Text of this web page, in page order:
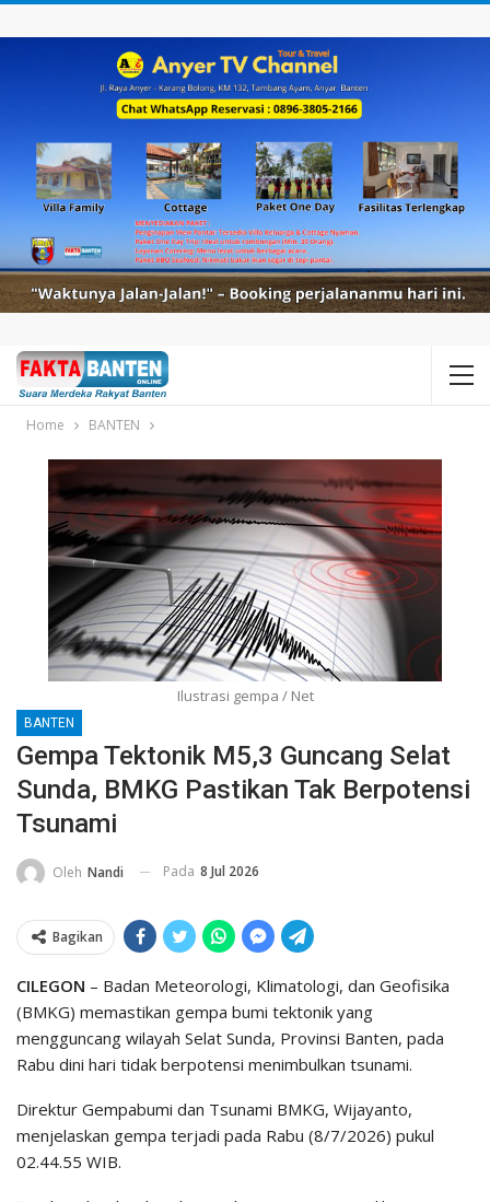
Home BANTEN
Ilustrasi gempa / Net
BANTEN
Gempa Tektonik M5,3 Guncang Selat
Sunda, BMKG Pastikan Tak Berpotensi
Tsunami
Oleh Nandi Pada 8 Jul 2026
Bagikan
CILEGON – Badan Meteorologi, Klimatologi, dan Geofisika
(BMKG) memastikan gempa bumi tektonik yang
mengguncang wilayah Selat Sunda, Provinsi Banten, pada
Rabu dini hari tidak berpotensi menimbulkan tsunami.
Direktur Gempabumi dan Tsunami BMKG, Wijayanto,
menjelaskan gempa terjadi pada Rabu (8/7/2026) pukul
02.44.55 WIB.